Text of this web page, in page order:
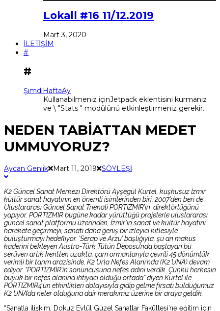
Lokall #16 11/12.2019
Mart 3, 2020
İLETİŞİM
#
#
ŞimdiHaftaAy
Kullanabilmeniz içinJetpack eklentisini kurmanız
ve \ "Stats " modülünü etkinleştirmeniz gerekir.
NEDEN TABİATTAN MEDET
UMMUYORUZ?
Aycan Genlik Mart 11, 2019 SÖYLEŞİ
K2 Güncel Sanat Merkezi Direktörü Ayşegül Kurtel, kuşkusuz İzmir
kültür sanat hayatının en önemli isimlerinden biri, 2007’den beri de
Uluslararası Güncel Sanat Trienali PORTIZMIR’in direktörlüğünü
yapıyor. PORTIZMIR bugüne kadar yürüttüğü projelerle uluslararası
güncel sanat platformu üzerinden, İzmir’in sanat ve kültür hayatını
harekete geçirmeyi, sanatı daha geniş bir izleyici kitlesiyle
buluşturmayı hedefliyor. ‘Serap ve Arzu’ başlığıyla, şu an makus
kaderini bekleyen Austro-Türk Tütün Deposu’nda başlayan bu
serüven artık kentten uzakta, çam ormanlarıyla çevrili 45 dönümlük
verimli bir tarım arazisinde, K2 Urla Nefes Alanı’nda (K2 UNA) devam
ediyor. “PORTIZMIR’in sonuncusuna nefes adını verdik. Çünkü herkesin
büyük bir nefes alanına ihtiyacı olduğu ortada” diyen Kurtel ile
PORTIZMIR4’ün etkinlikleri dolayısıyla gidip gelme fırsatı bulduğumuz
K2 UNA’da neler olduğuna dair merakımız üzerine bir araya geldik.
“Sanatla ilişkim, Dokuz Eylül Güzel Sanatlar Fakültesi’ne eğitim için